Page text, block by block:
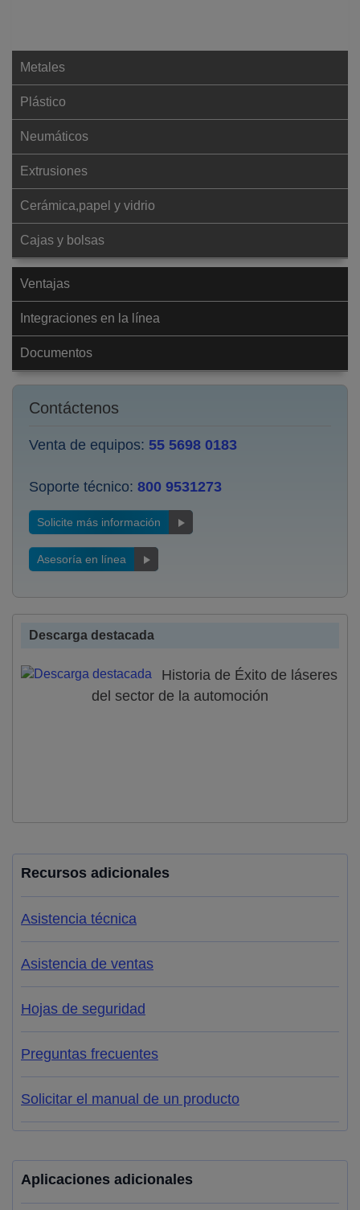
Metales
Plástico
Neumáticos
Extrusiones
Cerámica,papel y vidrio
Cajas y bolsas
Ventajas
Integraciones en la línea
Documentos
Contáctenos
Venta de equipos: 55 5698 0183
Soporte técnico: 800 9531273
Solicite más información
Asesoría en línea
Descarga destacada
Historia de Éxito de láseres
del sector de la automoción
Recursos adicionales
Asistencia técnica
Asistencia de ventas
Hojas de seguridad
Preguntas frecuentes
Solicitar el manual de un producto
Aplicaciones adicionales